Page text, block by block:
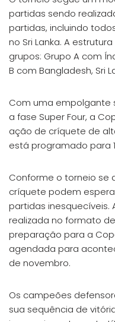
partidas sendo
partidas, incluindo
no Sri Lanka. A
grupos: Grupo A com
B com Bangladesh, Sri
Com uma empolgante
a fase Super Four, a
ação de críquete de
está programado para
Conforme o torneio se
críquete podem
partidas inesquecíveis.
realizada no formato
preparação para a
agendada para
de novembro.
Os campeões
sua sequência de